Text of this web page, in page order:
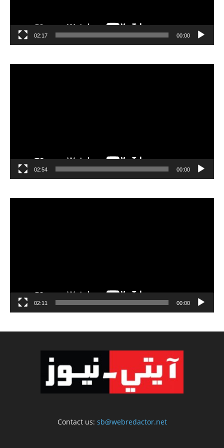
00:00
02:17
00:00
02:54
00:00
02:11
Contact us: sb@webredactor.net